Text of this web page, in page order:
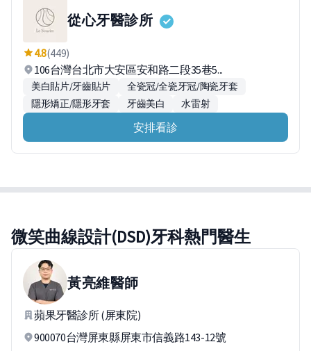
從心牙醫診所
4.8(449)
106台灣台北市大安區安和路二段35巷5...
美白貼片/牙齒貼片
全瓷冠/全瓷牙冠/陶瓷牙套
隱形矯正/隱形牙套
牙齒美白 水雷射
安排看診
微笑曲線設計(DSD)牙科熱門醫生
黃亮維醫師
蘋果牙醫診所 (屏東院)
900070台灣屏東縣屏東市信義路143-12號